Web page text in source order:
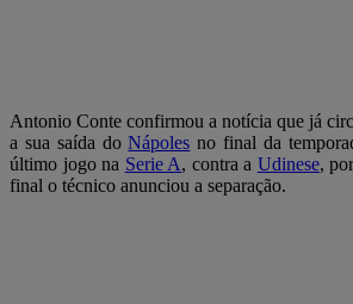
Antonio Conte confirmou a notícia que já
a sua saída doNápoles no final da
último jogo na Serie A, contra a Udinese,
final o técnico anunciou a separação.